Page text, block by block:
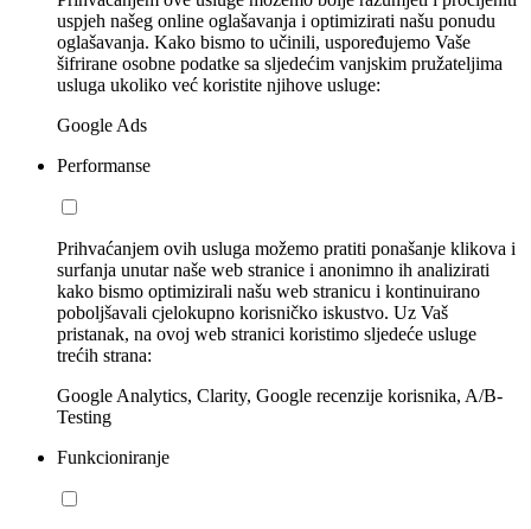
uspjeh našeg online oglašavanja i optimizirati našu ponudu
oglašavanja. Kako bismo to učinili, uspoređujemo Vaše
šifrirane osobne podatke sa sljedećim vanjskim pružateljima
usluga ukoliko već koristite njihove usluge:
Google Ads
Performanse
Prihvaćanjem ovih usluga možemo pratiti ponašanje klikova i
surfanja unutar naše web stranice i anonimno ih analizirati
kako bismo optimizirali našu web stranicu i kontinuirano
poboljšavali cjelokupno korisničko iskustvo. Uz Vaš
pristanak, na ovoj web stranici koristimo sljedeće usluge
trećih strana:
Google Analytics, Clarity, Google recenzije korisnika, A/B-
Testing
Funkcioniranje